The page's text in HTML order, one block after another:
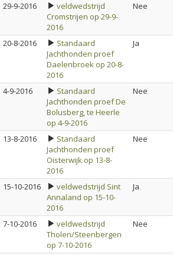
29-9-2016
veldwedstrijd
Cromstrijen op 29-9-
2016
Nee
20-8-2016
Standaard
Jachthonden proef
Daelenbroek op 20-8-
2016
Ja
4-9-2016
Standaard
Jachthonden proef De
Bolusberg, te Heerle
op 4-9-2016
Nee
13-8-2016
Standaard
Jachthonden proef
Oisterwijk op 13-8-
2016
Nee
15-10-2016
veldwedstrijd Sint
Annaland op 15-10-
2016
Ja
7-10-2016
veldwedstrijd
Tholen/Steenbergen
op 7-10-2016
Nee